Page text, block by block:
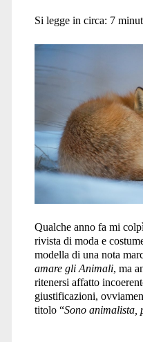
pellicce</
Si legge in circa: 7
Qualche anno fa mi
rivista di moda e
modella di una nota
amare gli Animali, ma
ritenersi affatto
giustificazioni,
titolo “Sono animalista,